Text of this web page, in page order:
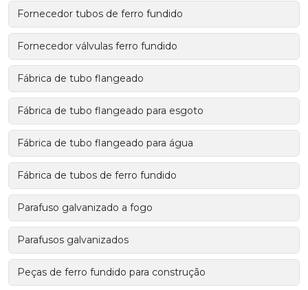
Fornecedor tubos de ferro fundido
Fornecedor válvulas ferro fundido
Fábrica de tubo flangeado
Fábrica de tubo flangeado para esgoto
Fábrica de tubo flangeado para água
Fábrica de tubos de ferro fundido
Parafuso galvanizado a fogo
Parafusos galvanizados
Peças de ferro fundido para construção